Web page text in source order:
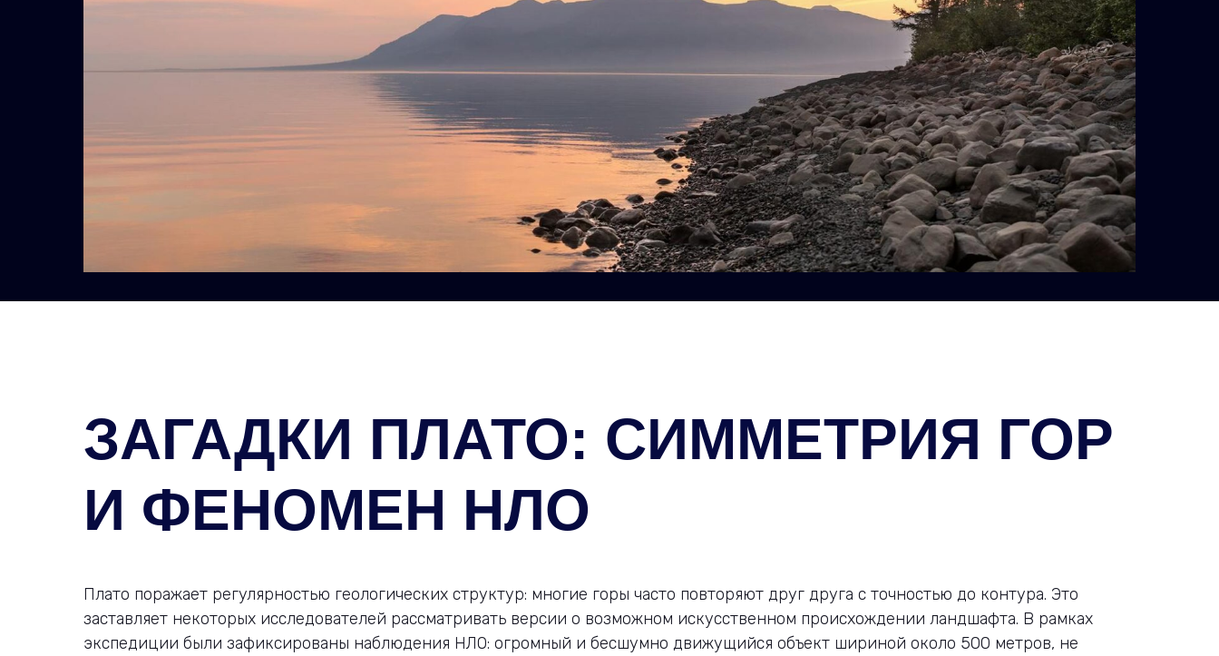
ЗАГАДКИ ПЛАТО: СИММЕТРИЯ ГОР
И ФЕНОМЕН НЛО
Плато поражает регулярностью геологических структур: многие горы часто повторяют друг друга с точностью до контура. Это
заставляет некоторых исследователей рассматривать версии о возможном искусственном происхождении ландшафта. В рамках
экспедиции были зафиксированы наблюдения НЛО: огромный и бесшумно движущийся объект шириной около 500 метров, не